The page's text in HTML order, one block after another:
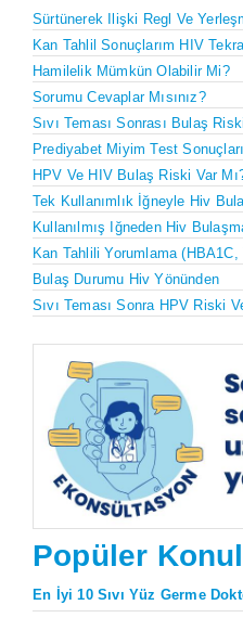
Sürtünerek Ilişki Regl Ve
Kan Tahlil Sonuçlarım HIV
Hamilelik Mümkün Olabilir Mi?
Sorumu Cevaplar Mısınız?
Sıvı Teması Sonrası Bulaş Riski
Prediyabet Miyim Test
HPV Ve HIV Bulaş Riski Var
Tek Kullanımlık İğneyle Hiv
Kullanılmış Iğneden Hiv
Kan Tahlili Yorumlama
Bulaş Durumu Hiv Yönünden
Sıvı Teması Sonra HPV Riski
Popüler
En İyi 10 Sıvı Yüz Germe